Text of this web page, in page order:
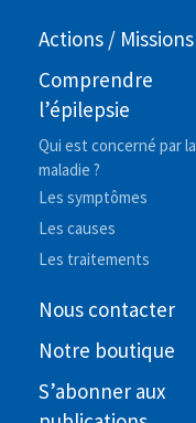
Actions / Missions
Comprendre
l’épilepsie
Qui est concerné par la
maladie ?
Les symptômes
Les causes
Les traitements
Nous contacter
Notre boutique
S’abonner aux